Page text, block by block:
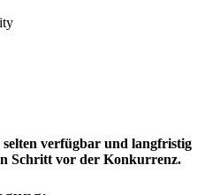
verfügbar und langfristig
Schritt vor der Konkurrenz.